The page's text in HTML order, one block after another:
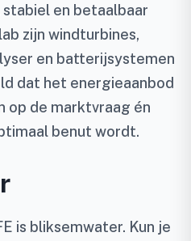
en betaalbaar
zijn windturbines,
en batterijsystemen
dat het energieaanbod
op de marktvraag én
benut wordt.
is bliksemwater. Kun je